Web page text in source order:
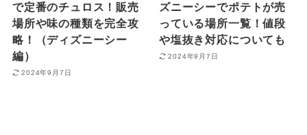
で定番のチュロス！販売
場所や味の種類を完全攻
略！（ディズニーシー
編）
2024年9月7日
ズニーシーでポテトが売
っている場所一覧！値段
や塩抜き対応についても
2024年9月7日